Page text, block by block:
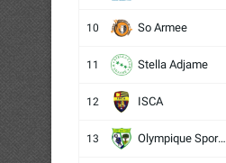
10 So Armee
11 Stella Adjame
12 ISCA
13 Olympique Sport d'Abobo FC